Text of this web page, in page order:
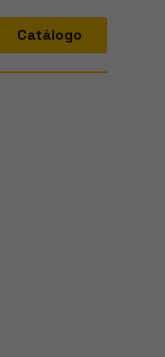
Catálogo